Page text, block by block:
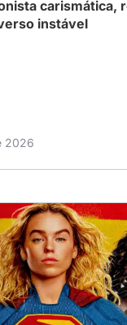
carismática,
instável
2026